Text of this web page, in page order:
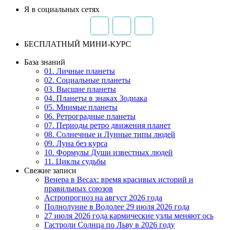
Я в социальных сетях
БЕСПЛАТНЫЙ МИНИ-КУРС
База знаний
01. Личные планеты
02. Социальные планеты
03. Высшие планеты
04. Планеты в знаках Зодиака
05. Мнимые планеты
06. Ретроградные планеты
07. Периоды ретро движения планет
08. Солнечные и Лунные типы людей
09. Луна без курса
10. Формулы Души известных людей
11. Циклы судьбы
Свежие записи
Венера в Весах: время красивых историй и
правильных союзов
Астропрогноз на август 2026 года
Полнолуние в Водолее 29 июля 2026 года
27 июля 2026 года кармические узлы меняют ось
Гастроли Солнца по Льву в 2026 году